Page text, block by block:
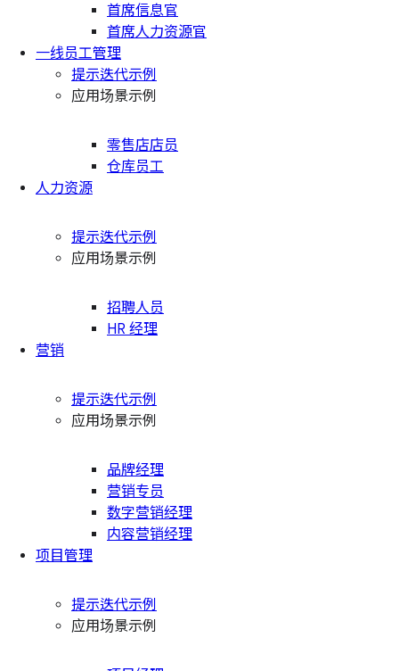
首席信息官
首席人力资源官
一线员工管理
提示迭代示例
应用场景示例
零售店店员
仓库员工
人力资源
提示迭代示例
应用场景示例
招聘人员
HR 经理
营销
提示迭代示例
应用场景示例
品牌经理
营销专员
数字营销经理
内容营销经理
项目管理
提示迭代示例
应用场景示例